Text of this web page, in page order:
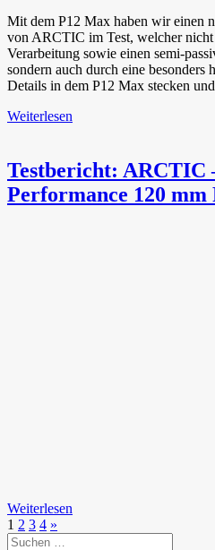
Mit dem P12 Max haben wir einen
von ARCTIC im Test, welcher
Verarbeitung sowie einen semi-
sondern auch durch eine besonders
Details in dem P12 Max stecken
Weiterlesen
Testbericht: ARCTIC
Performance 120
Weiterlesen
Seitennummerierung
1 2 3 4 Nächste
Beiträge
»
Suchen